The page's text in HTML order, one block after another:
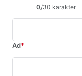
0/30 karakter
Ad*